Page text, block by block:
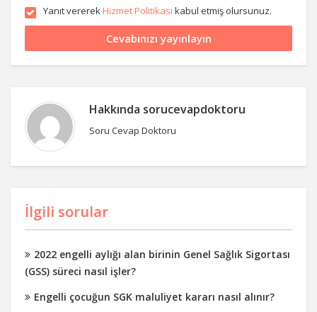
Yanıt vererek Hizmet Politikası kabul etmiş olursunuz.
Hakkında sorucevapdoktoru
Soru Cevap Doktoru
İlgili sorular
2022 engelli aylığı alan birinin Genel Sağlık Sigortası
(GSS) süreci nasıl işler?
Engelli çocuğun SGK maluliyet kararı nasıl alınır?